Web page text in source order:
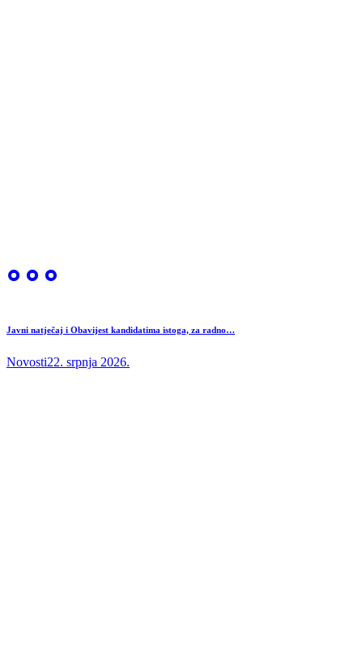
Javni natječaj i Obavijest kandidatima istoga, za radno…
Novosti22. srpnja 2026.